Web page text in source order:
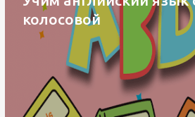
колосовой